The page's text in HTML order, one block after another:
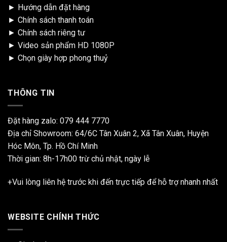
► Hướng dẫn đặt hàng
► Chính sách thanh toán
► Chính sách riêng tư
► Video sản phẩm HD 1080P
► Chọn giày hợp phong thuỷ
THÔNG TIN
Đặt hàng zalo: 079 444 7770
Địa chỉ Showroom: 64/6C Tân Xuân 2, Xã Tân Xuân, Huyện
Hóc Môn, Tp. Hồ Chí Minh
Thời gian: 8h-17h00 trừ chủ nhật, ngày lễ
+Vui lòng liên hệ trước khi đến trực tiếp để hỗ trợ nhanh nhất
WEBSITE CHÍNH THỨC